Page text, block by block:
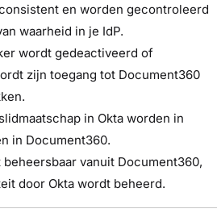
en worden gecontroleerd
waarheid in je IdP.
wordt gedeactiveerd of
zijn toegang tot Document360
in Okta worden in
in Document360.
vanuit Document360,
door Okta wordt beheerd.